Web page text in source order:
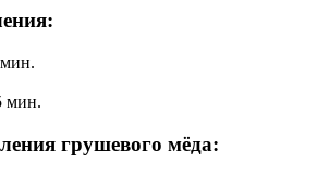
мин.
грушевого мёда: